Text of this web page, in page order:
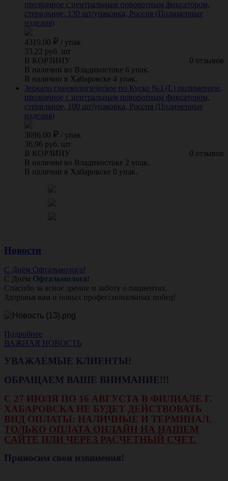
прозрачное с центральным поворотным фиксатором,
стерильное, 130 шт/упаковка, Россия (Полимерные
изделия)
4319.00 / упак
33.22 руб. шт
0 отзывов
В КОРЗИНУ
В наличии во Владивостоке 6 упак.
В наличии в Хабаровске 4 упак.
Зеркало гинекологическое по Куско №3 (L) полимерное,
прозрачное с центральным поворотным фиксатором,
стерильное, 100 шт/упаковка, Россия (Полимерные
изделия)
3696.00 / упак
36.96 руб. шт
0 отзывов
В КОРЗИНУ
В наличии во Владивостоке 2 упак.
В наличии в Хабаровске 0 упак.
Новости
С Днём Офтальмолога!
С Днём Офтальмолога!
Спасибо за ясное зрение и заботу о пациентах.
Здоровья вам и новых профессиональных побед!
Подробнее
ВАЖНАЯ НОВОСТЬ
УВАЖАЕМЫЕ КЛИЕНТЫ!
ОБРАЩАЕМ ВАШЕ ВНИМАНИЕ!!!
С 27 ИЮЛЯ ПО 16 АВГУСТА В ФИЛИАЛЕ Г.
ХАБАРОВСКА НЕ БУДЕТ ДЕЙСТВОВАТЬ
ВИД ОПЛАТЫ: НАЛИЧНЫЕ И ТЕРМИНАЛ.
ТОЛЬКО ОПЛАТА ОНЛАЙН НА НАШЕМ
САЙТЕ ИЛИ ЧЕРЕЗ РАСЧЕТНЫЙ СЧЕТ.
Приносим свои извинения!